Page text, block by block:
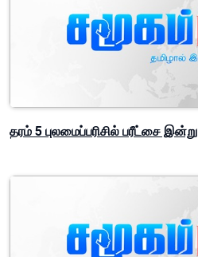
தரம் 5 புலமைப்பரிசில் பரீட்சை இன்று